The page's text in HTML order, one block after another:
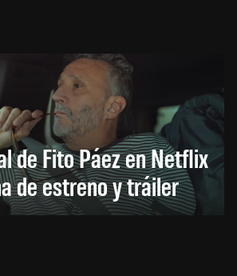
de Fito Páez en Netflix
de estreno y tráiler